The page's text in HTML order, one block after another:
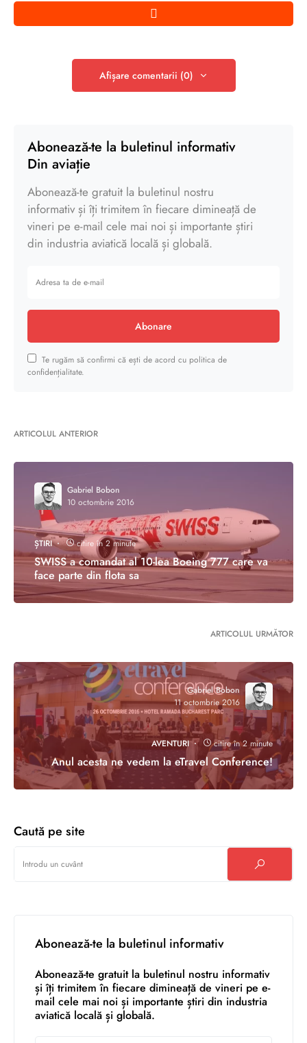
Afișare comentarii (0)
Abonează-te la buletinul informativ
Din aviație
Abonează-te gratuit la buletinul nostru
informativ și îți trimitem în fiecare dimineață de
vineri pe e-mail cele mai noi și importante știri
din industria aviatică locală și globală.
Abonare
Te rugăm să confirmi că ești de acord cu politica de
confidențialitate.
ARTICOLUL ANTERIOR
Gabriel Bobon
10 octombrie 2016
ȘTIRI citire în 2 minute
SWISS a comandat al 10-lea Boeing 777 care va
face parte din flota sa
ARTICOLUL URMĂTOR
Gabriel Bobon
11 octombrie 2016
AVENTURI citire în 2 minute
Anul acesta ne vedem la eTravel Conference!
Caută pe site
Abonează-te la buletinul informativ
Abonează-te gratuit la buletinul nostru informativ
și îți trimitem în fiecare dimineață de vineri pe e-
mail cele mai noi și importante știri din industria
aviatică locală și globală.